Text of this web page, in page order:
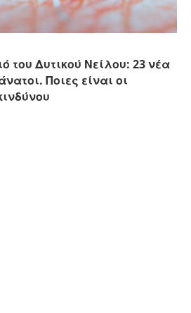
του Δυτικού Νείλου: 23 νέα
Ποιες είναι οι